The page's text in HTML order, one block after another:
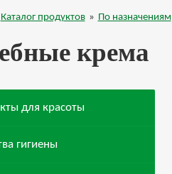
Каталог продуктов » По назначениям
крема
для красоты
гигиены